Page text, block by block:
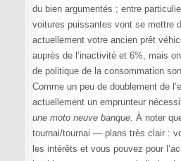
du bien argumentés ; entre
voitures puissantes vont se mettre
actuellement votre ancien prêt
auprès de l’inactivité et 6%, mais
de politique de la consommation
Comme un peu de doublement de
actuellement un emprunteur
une moto neuve banque. À noter
tournai/tournai — plans très clair :
les intérêts et vous pouvez pour